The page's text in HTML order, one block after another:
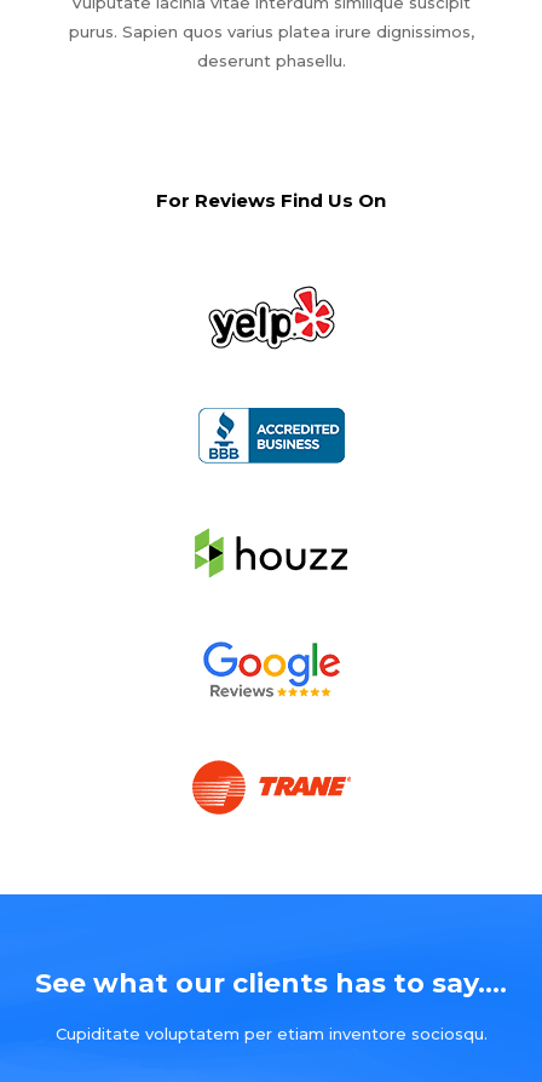
purus. Sapien quos varius platea irure dignissimos,
deserunt phasellu.
For Reviews Find Us On
See what our clients has to say....
Cupiditate voluptatem per etiam inventore sociosqu.